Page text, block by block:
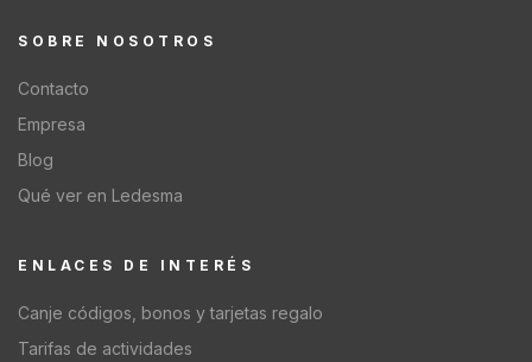
SOBRE NOSOTROS
Contacto
Empresa
Blog
Qué ver en Ledesma
ENLACES DE INTERÉS
Canje códigos, bonos y tarjetas regalo
Tarifas de actividades